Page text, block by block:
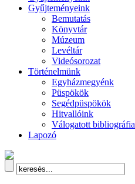
Gyűjteményeink
Bemutatás
Könyvtár
Múzeum
Levéltár
Videósorozat
Történelmünk
Egyházmegyénk
Püspökök
Segédpüspökök
Hitvallóink
Válogatott bibliográfia
Lapozó